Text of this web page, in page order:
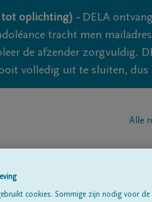
tot oplichting) - DELA
tracht men
de afzender zorgvuldig.
volledig uit te sluiten, dus
Alle
cookies. Sommige zijn nodig voor